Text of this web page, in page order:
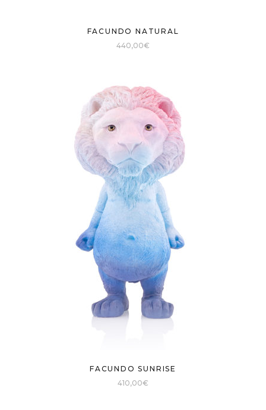
FACUNDO NATURAL
440,00€
FACUNDO SUNRISE
410,00€